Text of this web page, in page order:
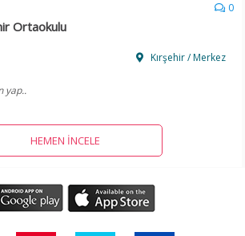
0
Ortaokulu
Kırşehir / Merkez
yap..
HEMEN İNCELE